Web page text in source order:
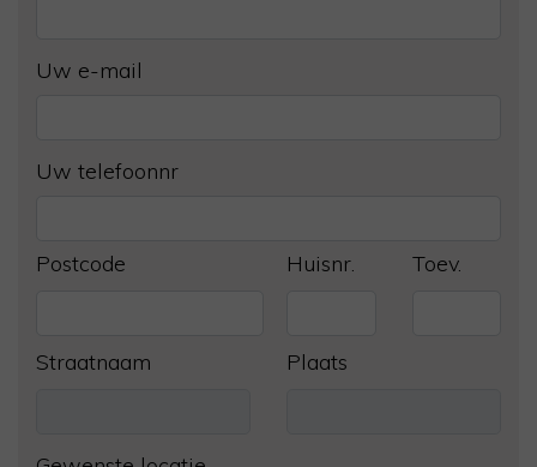
Uw e-mail
Uw telefoonnr
Postcode Huisnr. Toev.
Straatnaam Plaats